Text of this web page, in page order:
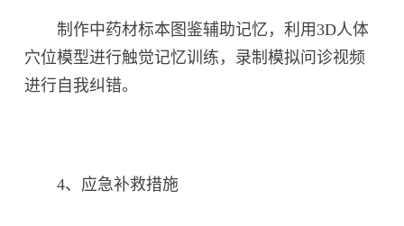
制作中药材标本图鉴辅助记忆，利用3D人体
穴位模型进行触觉记忆训练，录制模拟问诊视频
进行自我纠错。
4、应急补救措施